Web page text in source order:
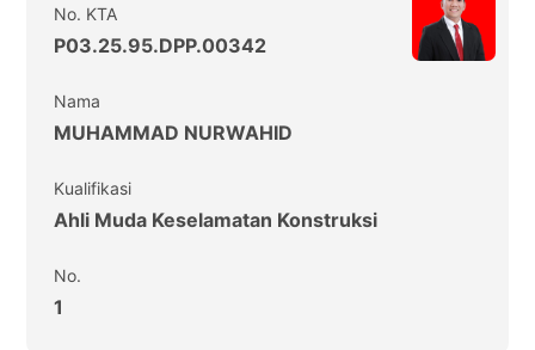
No. KTA
P03.25.95.DPP.00342
Nama
MUHAMMAD NURWAHID
Kualifikasi
Ahli Muda Keselamatan Konstruksi
No.
1